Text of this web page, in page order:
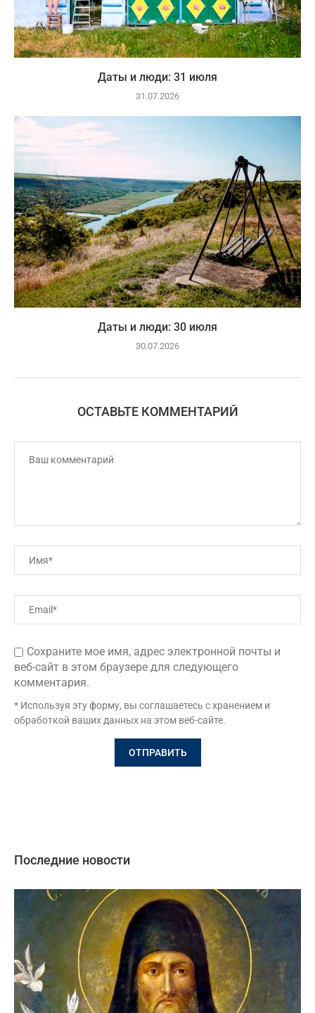
Даты и люди: 31 июля
31.07.2026
Даты и люди: 30 июля
30.07.2026
ОСТАВЬТЕ КОММЕНТАРИЙ
Сохраните мое имя, адрес электронной почты и
веб-сайт в этом браузере для следующего
комментария.
* Используя эту форму, вы соглашаетесь с хранением и
обработкой ваших данных на этом веб-сайте.
Последние новости